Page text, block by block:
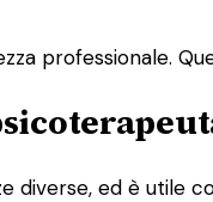
professionale.
ed è utile